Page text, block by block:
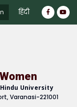
हिंदी
University
Varanasi-221001